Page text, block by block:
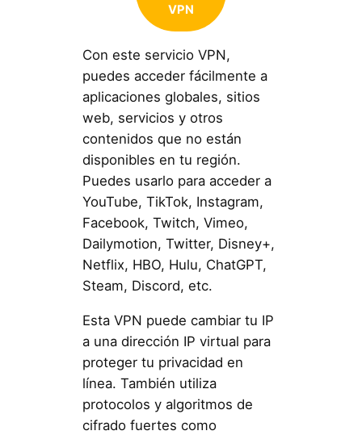
VPN
Con este servicio VPN,
puedes acceder fácilmente a
aplicaciones globales, sitios
web, servicios y otros
contenidos que no están
disponibles en tu región.
Puedes usarlo para acceder a
YouTube, TikTok, Instagram,
Facebook, Twitch, Vimeo,
Dailymotion, Twitter, Disney+,
Netflix, HBO, Hulu, ChatGPT,
Steam, Discord, etc.
Esta VPN puede cambiar tu IP
a una dirección IP virtual para
proteger tu privacidad en
línea. También utiliza
protocolos y algoritmos de
cifrado fuertes como